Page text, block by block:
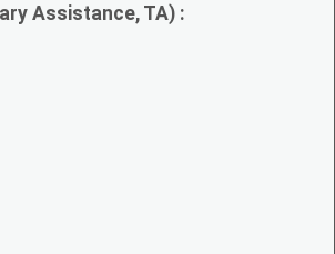
Assistance, TA) :